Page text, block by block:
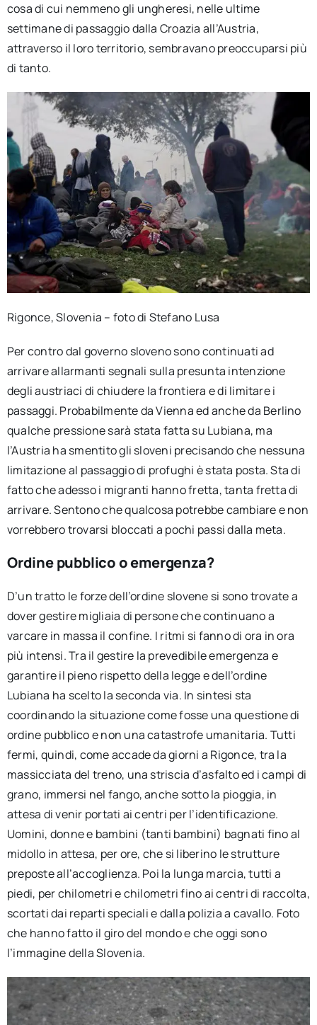
cosa di cui nemmeno gli ungheresi, nelle ultime
settimane di passaggio dalla Croazia all’Austria,
attraverso il loro territorio, sembravano preoccuparsi più
di tanto.
Rigonce, Slovenia – foto di Stefano Lusa
Per contro dal governo sloveno sono continuati ad
arrivare allarmanti segnali sulla presunta intenzione
degli austriaci di chiudere la frontiera e di limitare i
passaggi. Probabilmente da Vienna ed anche da Berlino
qualche pressione sarà stata fatta su Lubiana, ma
l’Austria ha smentito gli sloveni precisando che nessuna
limitazione al passaggio di profughi è stata posta. Sta di
fatto che adesso i migranti hanno fretta, tanta fretta di
arrivare. Sentono che qualcosa potrebbe cambiare e non
vorrebbero trovarsi bloccati a pochi passi dalla meta.
Ordine pubblico o emergenza?
D’un tratto le forze dell’ordine slovene si sono trovate a
dover gestire migliaia di persone che continuano a
varcare in massa il confine. I ritmi si fanno di ora in ora
più intensi. Tra il gestire la prevedibile emergenza e
garantire il pieno rispetto della legge e dell’ordine
Lubiana ha scelto la seconda via. In sintesi sta
coordinando la situazione come fosse una questione di
ordine pubblico e non una catastrofe umanitaria. Tutti
fermi, quindi, come accade da giorni a Rigonce, tra la
massicciata del treno, una striscia d’asfalto ed i campi di
grano, immersi nel fango, anche sotto la pioggia, in
attesa di venir portati ai centri per l’identificazione.
Uomini, donne e bambini (tanti bambini) bagnati fino al
midollo in attesa, per ore, che si liberino le strutture
preposte all’accoglienza. Poi la lunga marcia, tutti a
piedi, per chilometri e chilometri fino ai centri di raccolta,
scortati dai reparti speciali e dalla polizia a cavallo. Foto
che hanno fatto il giro del mondo e che oggi sono
l’immagine della Slovenia.